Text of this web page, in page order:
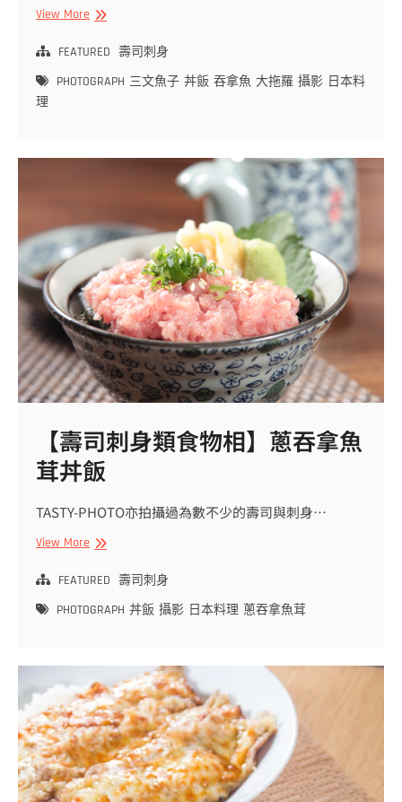
View More【壽
刺
類
日
本
師
傅
嘅
八
分
滿
足
覺，
拿
捏
一
吞
拿
大
羅
子
丼
飯
FEATURED 壽司刺身
PHOTOGRAPH 三文魚子 丼飯 吞拿魚 大拖羅 攝影 日本料
理
【壽司刺身類食物相】蔥吞拿魚
茸丼飯
TASTY-PHOTO亦拍攝過為數不少的壽司與刺身…
View More【壽
刺
類
蔥
吞
拿
魚
茸
丼
FEATURED 壽司刺身
PHOTOGRAPH 丼飯 攝影 日本料理 蔥吞拿魚茸